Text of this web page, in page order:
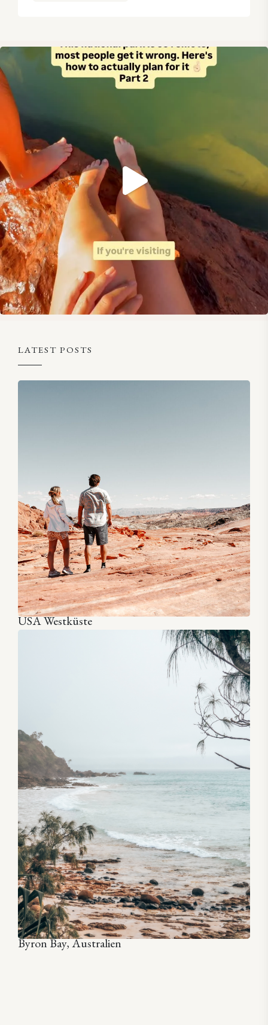
LATEST POSTS
USA Westküste
Byron Bay, Australien